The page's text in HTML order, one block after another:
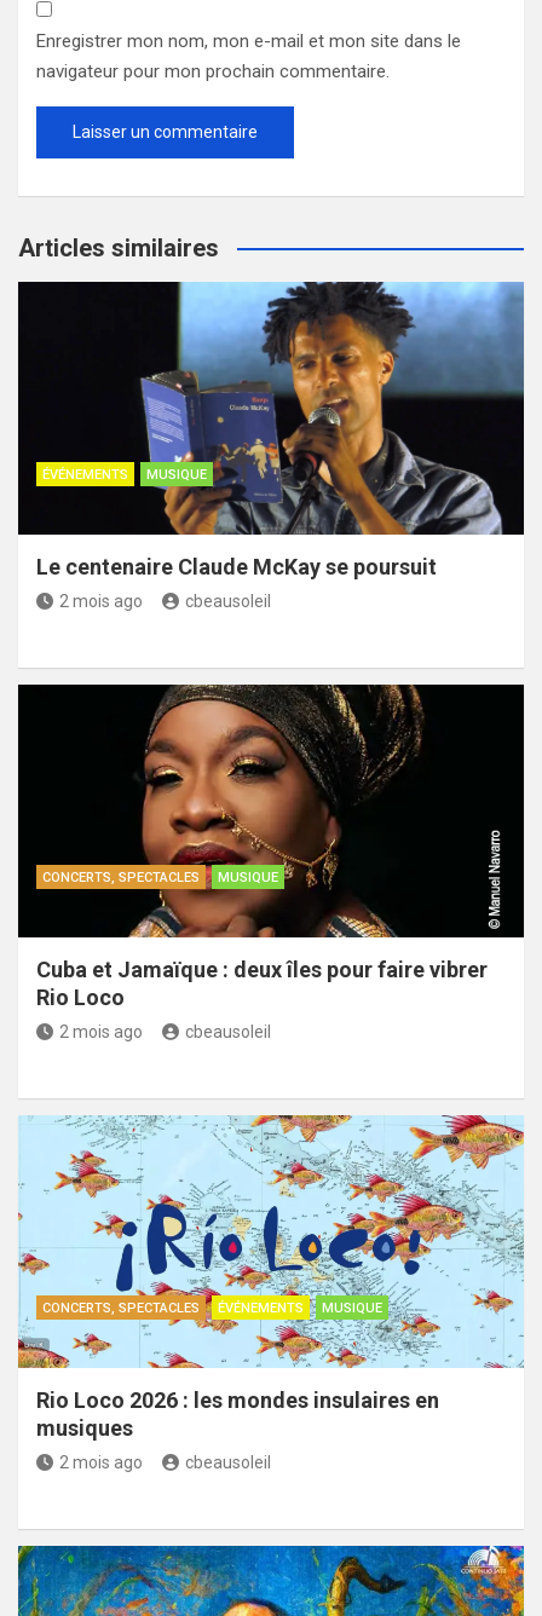
Enregistrer mon nom, mon e-mail et mon site dans le
navigateur pour mon prochain commentaire.
Articles similaires
ÉVÉNEMENTS MUSIQUE
Le centenaire Claude McKay se poursuit
2 mois ago cbeausoleil
CONCERTS, SPECTACLES MUSIQUE
Cuba et Jamaïque : deux îles pour faire vibrer
Rio Loco
2 mois ago cbeausoleil
CONCERTS, SPECTACLES ÉVÉNEMENTS MUSIQUE
Rio Loco 2026 : les mondes insulaires en
musiques
2 mois ago cbeausoleil